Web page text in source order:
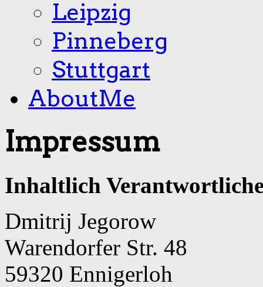
Leipzig
Pinneberg
Stuttgart
AboutMe
Impressum
Inhaltlich
Dmitrij Jegorow
Warendorfer Str. 48
59320 Ennigerloh